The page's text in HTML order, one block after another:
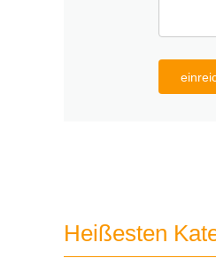
Heißesten